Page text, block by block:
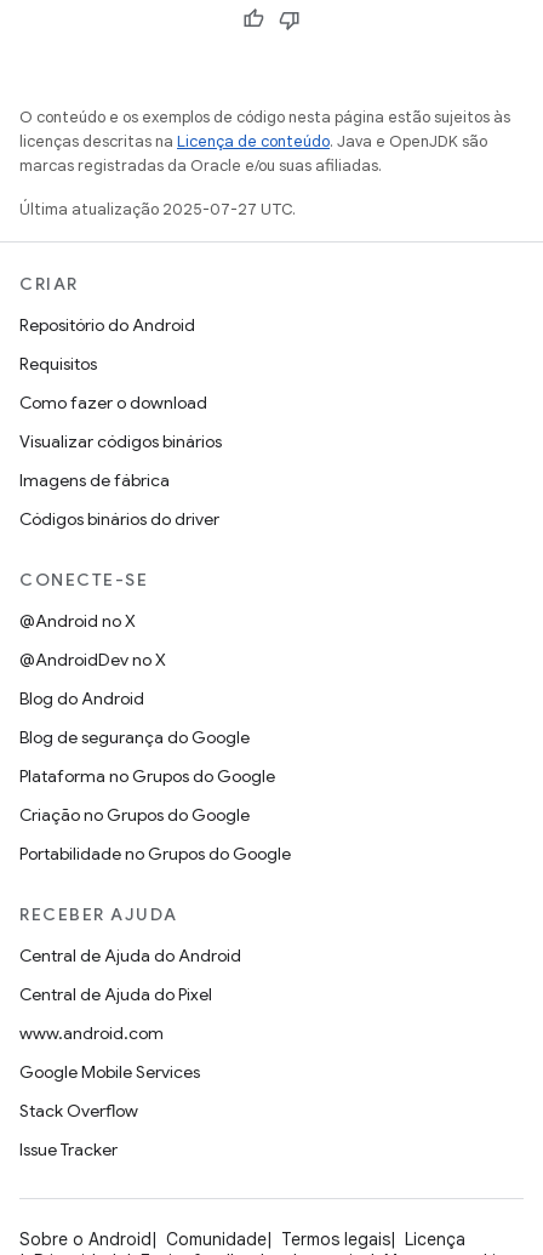
O conteúdo e os exemplos de código nesta página estão sujeitos às
licenças descritas na Licença de conteúdo. Java e OpenJDK são
marcas registradas da Oracle e/ou suas afiliadas.
Última atualização 2025-07-27 UTC.
CRIAR
Repositório do Android
Requisitos
Como fazer o download
Visualizar códigos binários
Imagens de fábrica
Códigos binários do driver
CONECTE-SE
@Android no X
@AndroidDev no X
Blog do Android
Blog de segurança do Google
Plataforma no Grupos do Google
Criação no Grupos do Google
Portabilidade no Grupos do Google
RECEBER AJUDA
Central de Ajuda do Android
Central de Ajuda do Pixel
www.android.com
Google Mobile Services
Stack Overflow
Issue Tracker
Sobre o Android Comunidade Termos legais
Licença